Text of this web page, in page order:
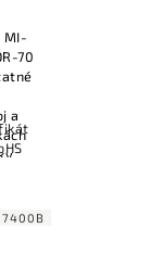
MI-
70
a